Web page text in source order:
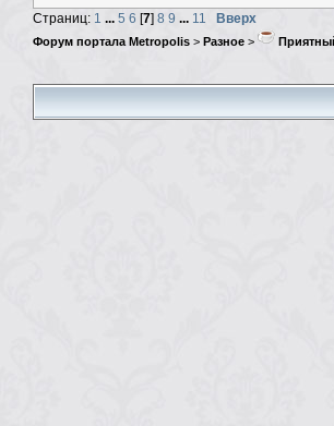
Страниц: 1 ... 5 6 [7] 8 9 ... 11 Вверх
Форум портала Metropolis > Разное >